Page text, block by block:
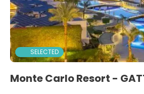
SELECTED
Monte Carlo Resort -